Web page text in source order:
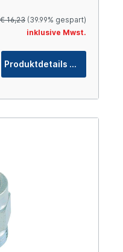
€ 16,23 (39.99% gespart)
inklusive Mwst.
Produktdetails